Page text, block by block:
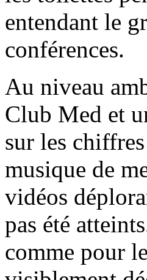
entendant le
conférences.
Au niveau
Club Med et
sur les
musique de
vidéos
pas été
comme pour